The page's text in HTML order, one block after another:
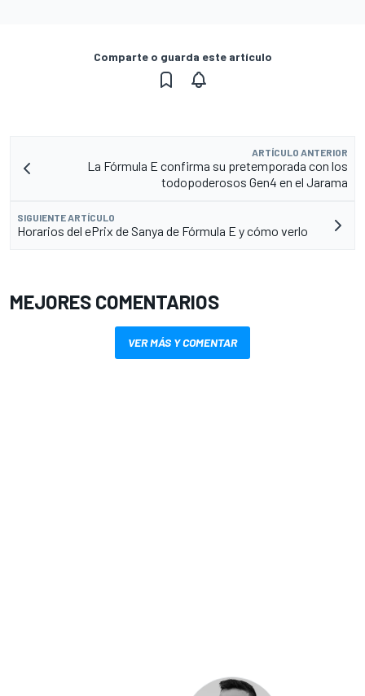
Comparte o guarda este artículo
ARTÍCULO ANTERIOR
La Fórmula E confirma su pretemporada con los
todopoderosos Gen4 en el Jarama
SIGUIENTE ARTÍCULO
Horarios del ePrix de Sanya de Fórmula E y cómo verlo
MEJORES COMENTARIOS
VER MÁS Y COMENTAR